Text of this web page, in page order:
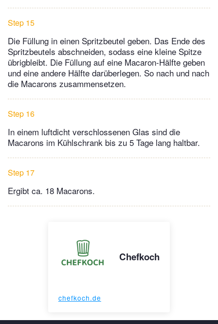
Step 15
Die Füllung in einen Spritzbeutel geben. Das Ende des
Spritzbeutels abschneiden, sodass eine kleine Spitze
übrigbleibt. Die Füllung auf eine Macaron-Hälfte geben
und eine andere Hälfte darüberlegen. So nach und nach
die Macarons zusammensetzen.
Step 16
In einem luftdicht verschlossenen Glas sind die
Macarons im Kühlschrank bis zu 5 Tage lang haltbar.
Step 17
Ergibt ca. 18 Macarons.
Chefkoch
chefkoch.de